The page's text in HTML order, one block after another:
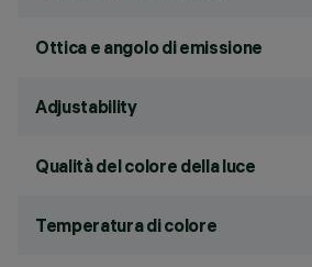
Ottica e angolo di emissione
Adjustability
Qualità del colore della luce
Temperatura di colore